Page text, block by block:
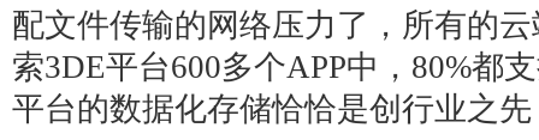
配文件传输的网络压力了，所有的
索3DE平台600多个APP中，80%都
平台的数据化存储恰恰是创行业之